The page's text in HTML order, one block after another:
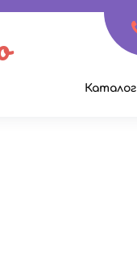
Каталог